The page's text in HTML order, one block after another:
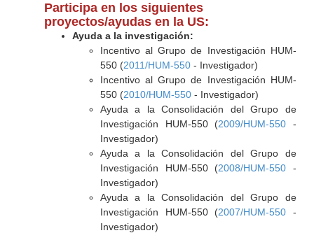
Participa en los siguientes
proyectos/ayudas en la US:
Ayuda a la investigación:
Incentivo al Grupo de Investigación HUM-
550 (2011/HUM-550- Investigador)
Incentivo al Grupo de Investigación HUM-
550 (2010/HUM-550- Investigador)
Ayuda a la Consolidación del Grupo de
Investigación HUM-550 (2009/HUM-550 -
Investigador)
Ayuda a la Consolidación del Grupo de
Investigación HUM-550 (2008/HUM-550 -
Investigador)
Ayuda a la Consolidación del Grupo de
Investigación HUM-550 (2007/HUM-550 -
Investigador)